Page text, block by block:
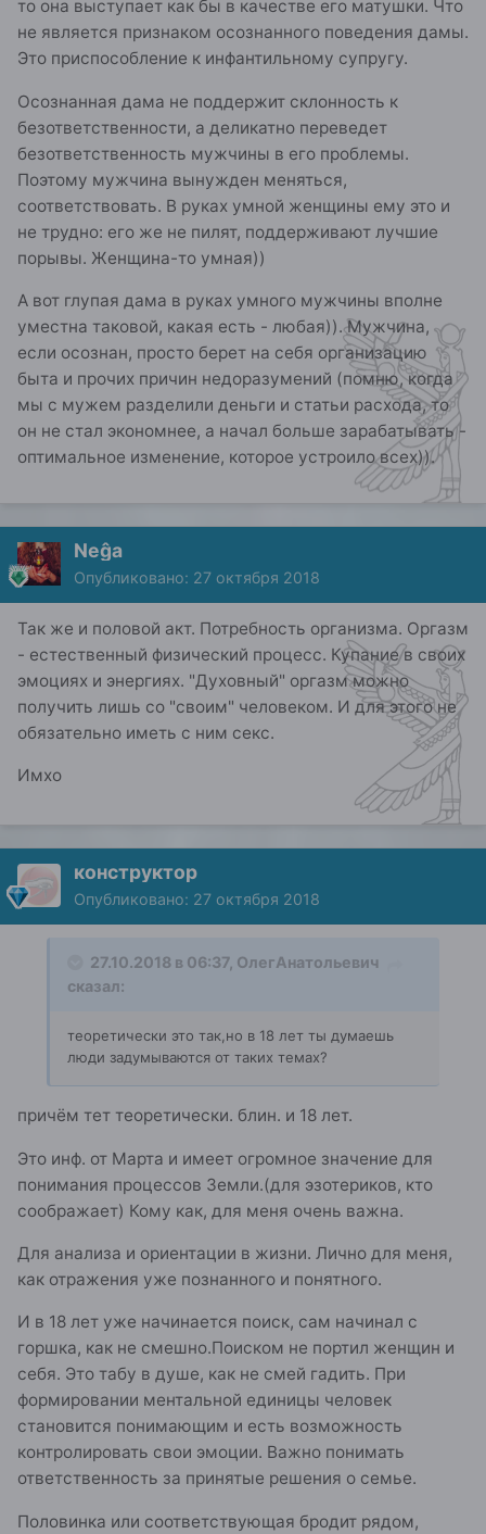
то она выступает как бы в качестве его матушки. Что
не является признаком осознанного поведения дамы.
Это приспособление к инфантильному супругу.
Осознанная дама не поддержит склонность к
безответственности, а деликатно переведет
безответственность мужчины в его проблемы.
Поэтому мужчина вынужден меняться,
соответствовать. В руках умной женщины ему это и
не трудно: его же не пилят, поддерживают лучшие
порывы. Женщина-то умная))
А вот глупая дама в руках умного мужчины вполне
уместна таковой, какая есть - любая)). Мужчина,
если осознан, просто берет на себя организацию
быта и прочих причин недоразумений (помню, когда
мы с мужем разделили деньги и статьи расхода, то
он не стал экономнее, а начал больше зарабатывать -
оптимальное изменение, которое устроило всех)).
Neĝa
Опубликовано: 27 октября 2018
Так же и половой акт. Потребность организма. Оргазм
- естественный физический процесс. Купание в своих
эмоциях и энергиях. "Духовный" оргазм можно
получить лишь со "своим" человеком. И для этого не
обязательно иметь с ним секс.
Имхо
конструктор
Опубликовано: 27 октября 2018
27.10.2018 в 06:37, ОлегАнатольевич
сказал:
теоретически это так,но в 18 лет ты думаешь
люди задумываются от таких темах?
причём тет теоретически. блин. и 18 лет.
Это инф. от Марта и имеет огромное значение для
понимания процессов Земли.(для эзотериков, кто
соображает) Кому как, для меня очень важна.
Для анализа и ориентации в жизни. Лично для меня,
как отражения уже познанного и понятного.
И в 18 лет уже начинается поиск, сам начинал с
горшка, как не смешно.Поиском не портил женщин и
себя. Это табу в душе, как не смей гадить. При
формировании ментальной единицы человек
становится понимающим и есть возможность
контролировать свои эмоции. Важно понимать
ответственность за принятые решения о семье.
Половинка или соответствующая бродит рядом,